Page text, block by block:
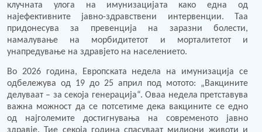
клучната улога на имунизацијата како една од
најефективните јавно-здравствени интервенции. Таа
придонесува за превенција на заразни болести,
намалување на морбидитетот и морталитетот и
унапредување на здравјето на населението.
Во 2026 година, Европската недела на имунизација се
одбележува од 19 до 25 април под мотото: „Вакцините
делуваат – за секоја генерација“. Оваа недела претставува
важна можност да се потсетиме дека вакцините се едно
од најголемите достигнувања на современото јавно